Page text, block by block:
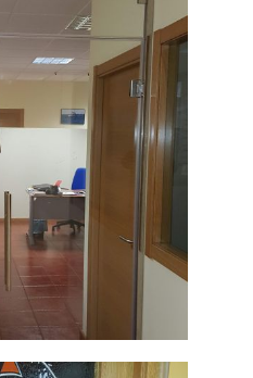
Ampliar